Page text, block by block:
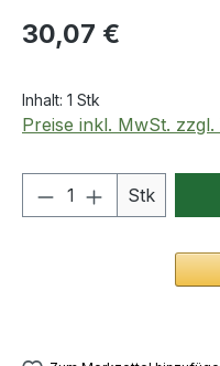
Regulärer Preis:
30,07 €
Inhalt: 1 Stk
Preise inkl. MwSt.
ProduktStk